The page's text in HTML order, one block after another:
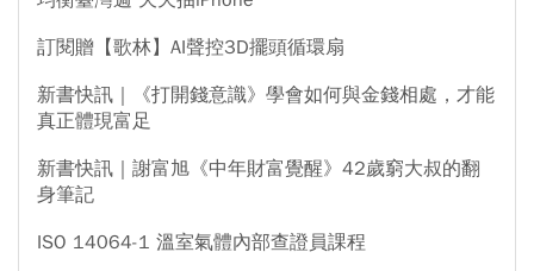
訂閱贈【歌林】AI聲控3D擺頭循環扇
新書快訊｜《打開錢意識》學會如何與金錢相處，才能
真正體現富足
新書快訊｜謝富旭《中年財富覺醒》42歲窮大叔的翻
身筆記
ISO 14064-1 溫室氣體內部查證員課程